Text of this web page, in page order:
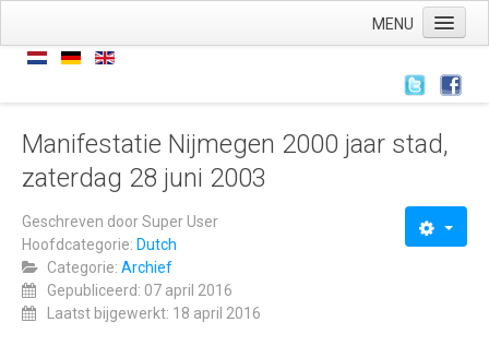
MENU
Home
Nieuws
Archief
Links
Wie zijn we
De stichting
Manifestatie Nijmegen 2000 jaar stad,
zaterdag 28 juni 2003
Geschreven doorSuper User
Hoofdcategorie: Dutch
Categorie: Archief
Gepubliceerd: 07 april 2016
Laatst bijgewerkt: 18 april 2016